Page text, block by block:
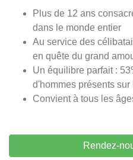
Plus de 12 ans
dans le monde entier
Au service des
en quête du grand
Un équilibre parfait :
d'hommes présents sur
Convient à tous les
Rendez-